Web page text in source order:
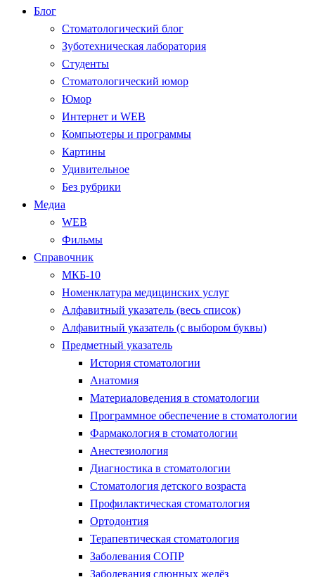
Блог
Стоматологический блог
Зуботехническая лаборатория
Студенты
Стоматологический юмор
Юмор
Интернет и WEB
Компьютеры и программы
Картины
Удивительное
Без рубрики
Медиа
WEB
Фильмы
Справочник
МКБ-10
Номенклатура медицинских услуг
Алфавитный указатель (весь список)
Алфавитный указатель (с выбором буквы)
Предметный указатель
История стоматологии
Анатомия
Материаловедения в стоматологии
Программное обеспечение в стоматологии
Фармакология в стоматологии
Анестезиология
Диагностика в стоматологии
Стоматология детского возраста
Профилактическая стоматология
Ортодонтия
Терапевтическая стоматология
Заболевания СОПР
Заболевания слюнных желёз